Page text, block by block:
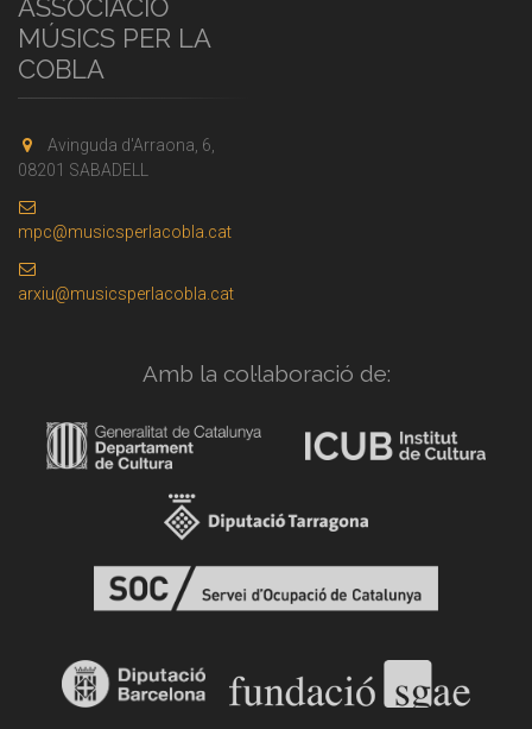
ASSOCIACIÓ
MÚSICS PER LA
COBLA
Avinguda d'Arraona, 6,
08201 SABADELL
mpc@musicsperlacobla.cat
arxiu@musicsperlacobla.cat
Amb la col·laboració de: